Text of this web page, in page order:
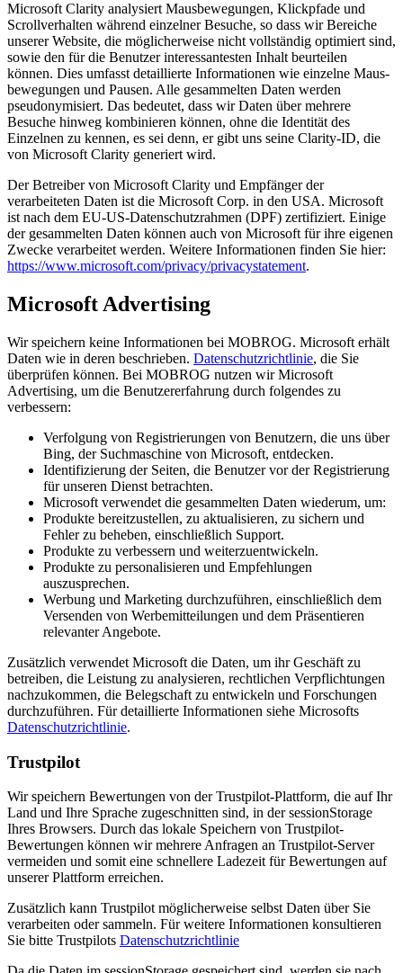
Microsoft Clarity analysiert Mausbewegungen, Klickpfade und
Scrollverhalten während einzelner Besuche, so dass wir Bereiche
unserer Website, die möglicherweise nicht vollständig optimiert sind,
sowie den für die Benutzer interessantesten Inhalt beurteilen
können. Dies umfasst detaillierte Informationen wie einzelne Maus-
bewegungen und Pausen. Alle gesammelten Daten werden
pseudonymisiert. Das bedeutet, dass wir Daten über mehrere
Besuche hinweg kombinieren können, ohne die Identität des
Einzelnen zu kennen, es sei denn, er gibt uns seine Clarity-ID, die
von Microsoft Clarity generiert wird.
Der Betreiber von Microsoft Clarity und Empfänger der
verarbeiteten Daten ist die Microsoft Corp. in den USA. Microsoft
ist nach dem EU-US-Datenschutzrahmen (DPF) zertifiziert. Einige
der gesammelten Daten können auch von Microsoft für ihre eigenen
Zwecke verarbeitet werden. Weitere Informationen finden Sie hier:
https://www.microsoft.com/privacy/privacystatement.
Microsoft Advertising
Wir speichern keine Informationen bei MOBROG. Microsoft erhält
Daten wie in deren beschrieben. Datenschutzrichtlinie, die Sie
überprüfen können. Bei MOBROG nutzen wir Microsoft
Advertising, um die Benutzererfahrung durch folgendes zu
verbessern:
Verfolgung von Registrierungen von Benutzern, die uns über
Bing, der Suchmaschine von Microsoft, entdecken.
Identifizierung der Seiten, die Benutzer vor der Registrierung
für unseren Dienst betrachten.
Microsoft verwendet die gesammelten Daten wiederum, um:
Produkte bereitzustellen, zu aktualisieren, zu sichern und
Fehler zu beheben, einschließlich Support.
Produkte zu verbessern und weiterzuentwickeln.
Produkte zu personalisieren und Empfehlungen
auszusprechen.
Werbung und Marketing durchzuführen, einschließlich dem
Versenden von Werbemitteilungen und dem Präsentieren
relevanter Angebote.
Zusätzlich verwendet Microsoft die Daten, um ihr Geschäft zu
betreiben, die Leistung zu analysieren, rechtlichen Verpflichtungen
nachzukommen, die Belegschaft zu entwickeln und Forschungen
durchzuführen. Für detaillierte Informationen siehe Microsofts
Datenschutzrichtlinie.
Trustpilot
Wir speichern Bewertungen von der Trustpilot-Plattform, die auf Ihr
Land und Ihre Sprache zugeschnitten sind, in der sessionStorage
Ihres Browsers. Durch das lokale Speichern von Trustpilot-
Bewertungen können wir mehrere Anfragen an Trustpilot-Server
vermeiden und somit eine schnellere Ladezeit für Bewertungen auf
unserer Plattform erreichen.
Zusätzlich kann Trustpilot möglicherweise selbst Daten über Sie
verarbeiten oder sammeln. Für weitere Informationen konsultieren
Sie bitte Trustpilots Datenschutzrichtlinie